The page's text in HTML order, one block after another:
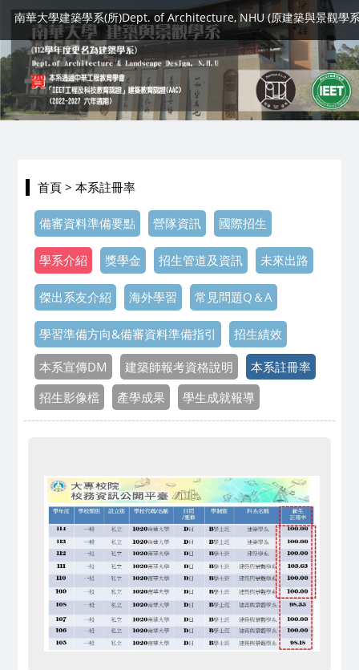
南華大學建築學系(所)Dept. of Architecture, NHU (原建築與景觀學
首頁 > 本系註冊率
備審資料準備要點 營隊資訊 國際招生
學系介紹 獎學金 招生管道及資訊 未來出路
傑出系友介紹 海外學習 常見問題Q＆A
學習準備方向&備審資料準備指引 招生績效
本系宣傳DM 建築師報考資格說明
本系註冊率
招生影像檔
產學成果 學生成就報導